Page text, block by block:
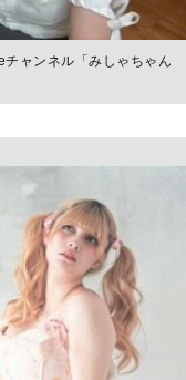
ャンネル「みしゃちゃん